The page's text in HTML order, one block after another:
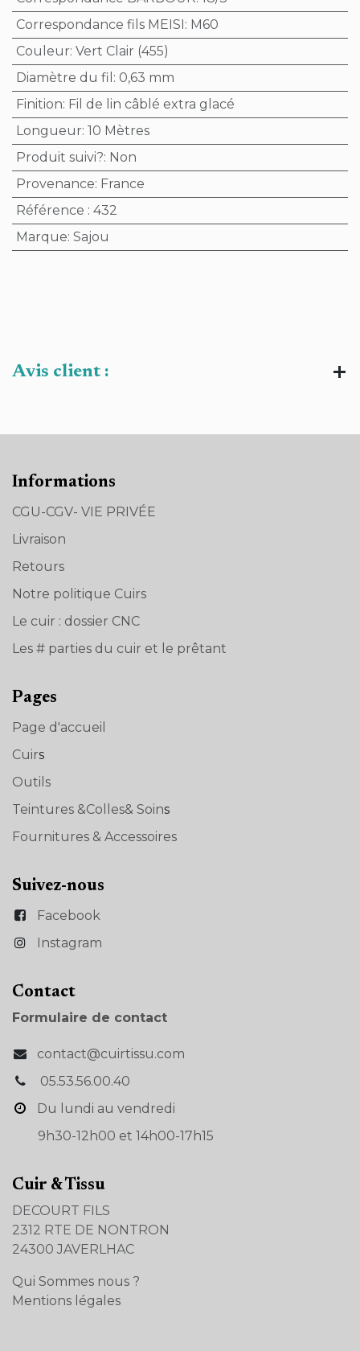
Correspondance fils MEISI: M60
Couleur: Vert Clair (455)
Diamètre du fil : 0,63 mm
Finition: Fil de lin câblé extra glacé
Longueur: 10 Mètres
Produit suivi?: Non
Provenance: France
Référence : 432
Marque: Sajou
Avis client :
Informations
CGU-CGV- VIE PRIVÉE
Livraison
Retours
Notre politique Cuirs
Le cuir : dossier CNC
Les # parties du cuir et le prêtant
Pages
Page d'accueil
Cuirs
Outils
Teintures &Colles& Soins
Fournitures & Accessoires
Suivez-nous
Facebook
Instagram
Con​tact
Formulaire de contact
contact@cuirtissu.com
05.53.56.00.40
Du lundi au vendredi
9h30-12h00 et 14h00-17h15
Cuir & Tissu
DECOURT FILS
2312 RTE DE NONTRON
24300 JAVERLHAC
Qui Sommes nous ?
Mentions légales